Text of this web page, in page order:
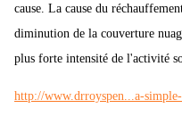
cause. La cause du
diminution de la couverture
plus forte intensité de l'activité
http://www.drroyspen...a-